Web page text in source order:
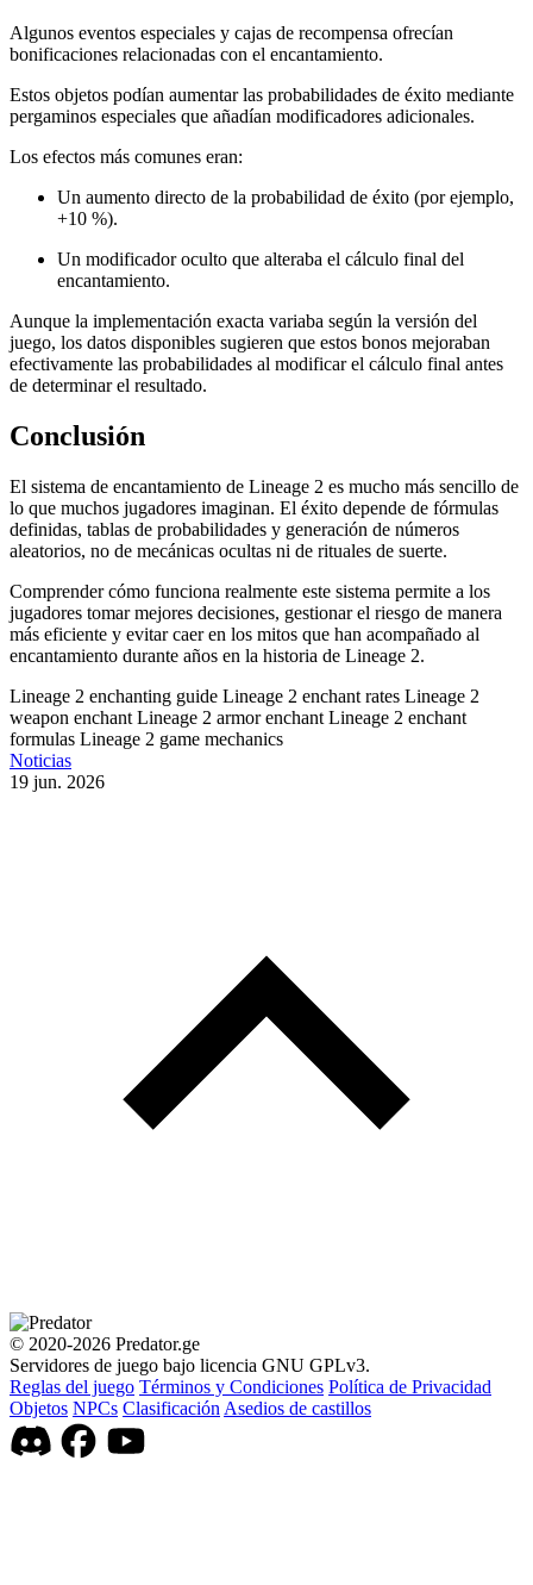
Algunos eventos especiales y cajas de recompensa ofrecían
bonificaciones relacionadas con el encantamiento.
Estos objetos podían aumentar las probabilidades de éxito mediante
pergaminos especiales que añadían modificadores adicionales.
Los efectos más comunes eran:
Un aumento directo de la probabilidad de éxito (por ejemplo,
+10 %).
Un modificador oculto que alteraba el cálculo final del
encantamiento.
Aunque la implementación exacta variaba según la versión del
juego, los datos disponibles sugieren que estos bonos mejoraban
efectivamente las probabilidades al modificar el cálculo final antes
de determinar el resultado.
Conclusión
El sistema de encantamiento de Lineage 2 es mucho más sencillo de
lo que muchos jugadores imaginan. El éxito depende de fórmulas
definidas, tablas de probabilidades y generación de números
aleatorios, no de mecánicas ocultas ni de rituales de suerte.
Comprender cómo funciona realmente este sistema permite a los
jugadores tomar mejores decisiones, gestionar el riesgo de manera
más eficiente y evitar caer en los mitos que han acompañado al
encantamiento durante años en la historia de Lineage 2.
Lineage 2 enchanting guide Lineage 2 enchant rates Lineage 2
weapon enchant Lineage 2 armor enchant Lineage 2 enchant
formulas Lineage 2 game mechanics
Noticias
19 jun. 2026
© 2020-2026 Predator.ge
Servidores de juego bajo licencia GNU GPLv3.
Reglas del juego Términos y Condiciones Política de Privacidad
Objetos NPCs Clasificación Asedios de castillos